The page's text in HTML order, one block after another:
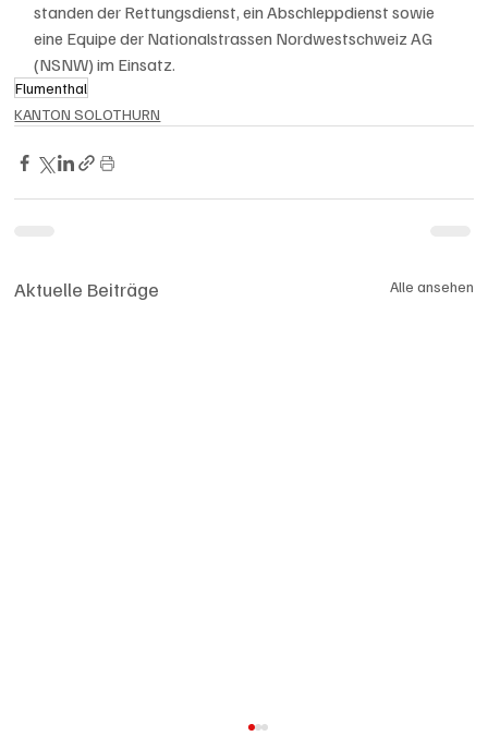
standen der Rettungsdienst, ein Abschleppdienst sowie
eine Equipe der Nationalstrassen Nordwestschweiz AG
(NSNW) im Einsatz.
Flumenthal
KANTON SOLOTHURN
Aktuelle Beiträge Alle ansehen